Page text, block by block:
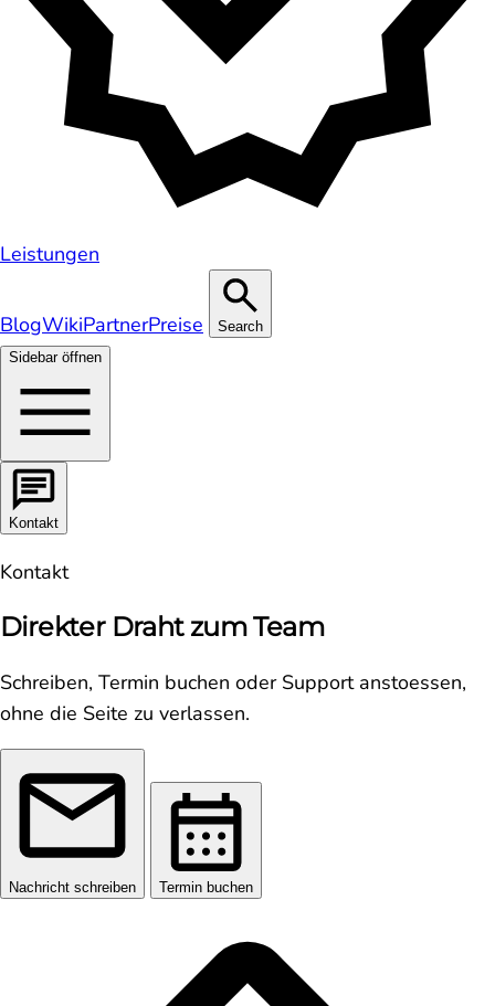
Leistungen
BlogWikiPartnerPreise
Search
Sidebar öffnen
Kontakt
Kontakt
Direkter Draht zum Team
Schreiben, Termin buchen oder Support anstoessen,
ohne die Seite zu verlassen.
Nachricht schreiben Termin buchen